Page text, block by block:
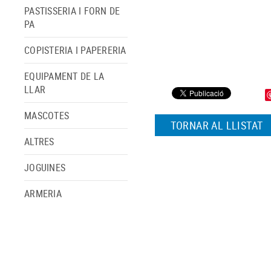
PASTISSERIA I FORN DE
PA
COPISTERIA I PAPERERIA
EQUIPAMENT DE LA
LLAR
MASCOTES
ALTRES
JOGUINES
ARMERIA
TORNAR AL LLISTAT